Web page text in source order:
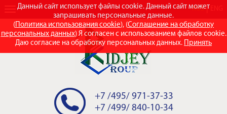
Данный сайт использует файлы cookie. Данный сайт может
запрашивать персональные данные.
(Политика использования cookie), (Соглашение на обработку
персональных данных) Я согласен с использованием файлов cookie.
Даю согласие на обработку персональных данных. Принять
RUS
+7 /495/ 971-37-33
+7 /499/ 840-10-34